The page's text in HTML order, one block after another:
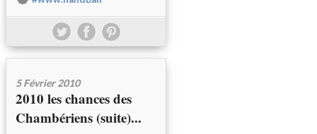
5 Février 2010
2010 les chances des
Chambériens (suite)...